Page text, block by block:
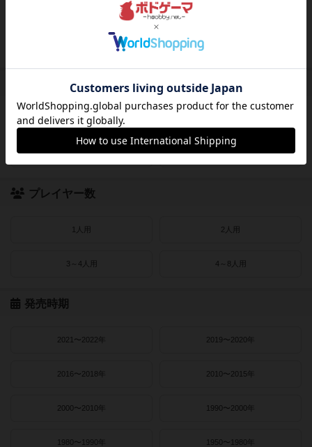
受賞作品
ドイツゲーム大賞
フランス年間ゲーム大賞 ゲームマーケット大賞
プレイヤー数
1人用 2人用
3～4人用 4～8人用
発売時期
2021〜2022年 2019〜2020年
2016〜2018年 2010〜2015年
2000〜2010年 1990〜2000年
1980〜1990年 1950〜1980年